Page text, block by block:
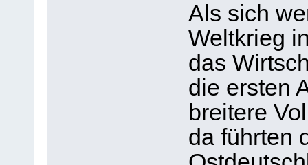
Als sich
Weltkrieg
das
die ersten
breitere
da führten